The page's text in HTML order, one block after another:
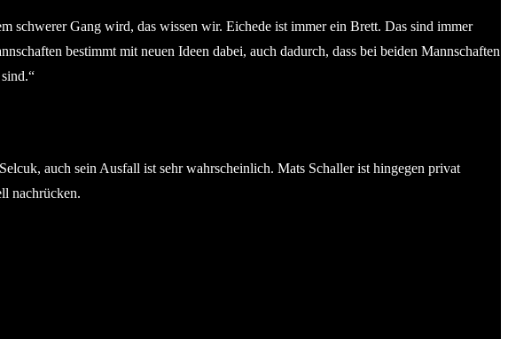
schwerer Gang wird, das wissen wir. Eichede ist immer ein Brett. Das sind immer
bestimmt mit neuen Ideen dabei, auch dadurch, dass bei beiden Mannschaften
auch sein Ausfall ist sehr wahrscheinlich. Mats Schaller ist hingegen privat
nachrücken.